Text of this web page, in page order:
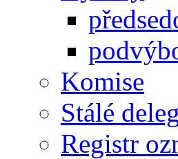
Komise
Stálé
Registr